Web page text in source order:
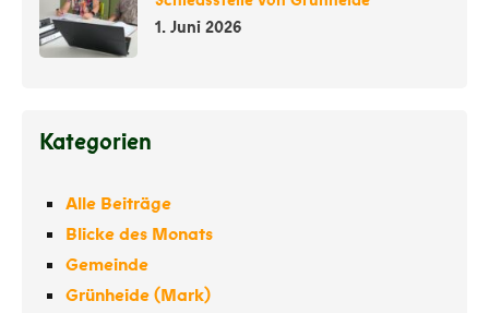
1. Juni 2026
Kategorien
Alle Beiträge
Blicke des Monats
Gemeinde
Grünheide (Mark)